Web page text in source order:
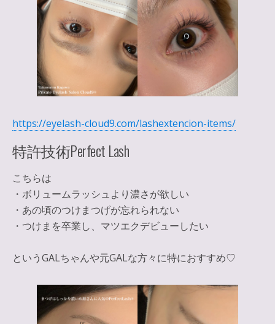
https://eyelash-cloud9.com/lashextencion-items/
特許技術Perfect Lash
こちらは
・ボリュームラッシュより濃さが欲しい
・あの頃のつけまつげが忘れられない
・つけまを卒業し、マツエクデビューしたい
というGALちゃんや元GALな方々に特におすすめ♡